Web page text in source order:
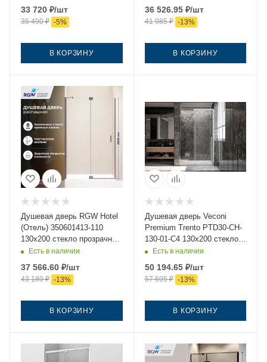
33 720 ₽/шт
35 490₽ -5%
В КОРЗИНУ
36 526.95₽/шт
41 985₽ -13%
В КОРЗИНУ
Душевая дверь RGW Hotel
(Отель) 350601413-110
130х200 стекло прозрачное
профиль сатин
Есть в наличии
37 566.60 ₽/шт
43 180₽ -13%
В КОРЗИНУ
Душевая дверь Veconi
Premium Trento PTD30-CH-
130-01-C4 130х200 стекло
прозрачное профиль хром
Есть в наличии
50 194.65₽/шт
57 695₽ -13%
В КОРЗИНУ